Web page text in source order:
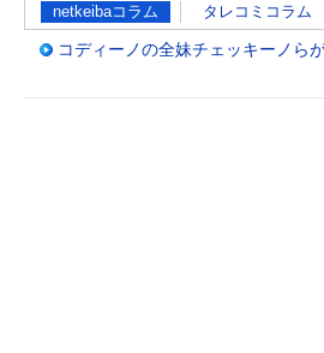
netkeibaコラム タレコミコラム
コディーノの全妹チェッキーノら